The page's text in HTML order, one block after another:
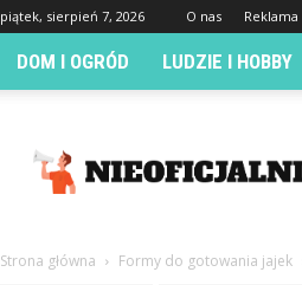
piątek, sierpień 7, 2026 O nas Reklama
DOM I OGRÓD LUDZIE I HOBBY
Strona główna Formy do gotowania jajek